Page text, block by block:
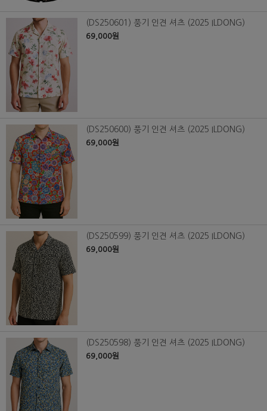
(DS250601) 풍기 인견 셔츠 (2025 ILDONG)
69,000원
(DS250600) 풍기 인견 셔츠 (2025 ILDONG)
69,000원
(DS250599) 풍기 인견 셔츠 (2025 ILDONG)
69,000원
(DS250598) 풍기 인견 셔츠 (2025 ILDONG)
69,000원